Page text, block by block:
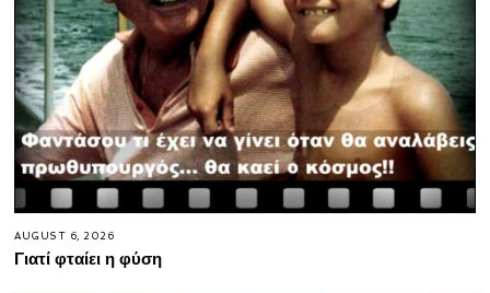
AUGUST 6, 2026
Γιατί φταίει η φύση